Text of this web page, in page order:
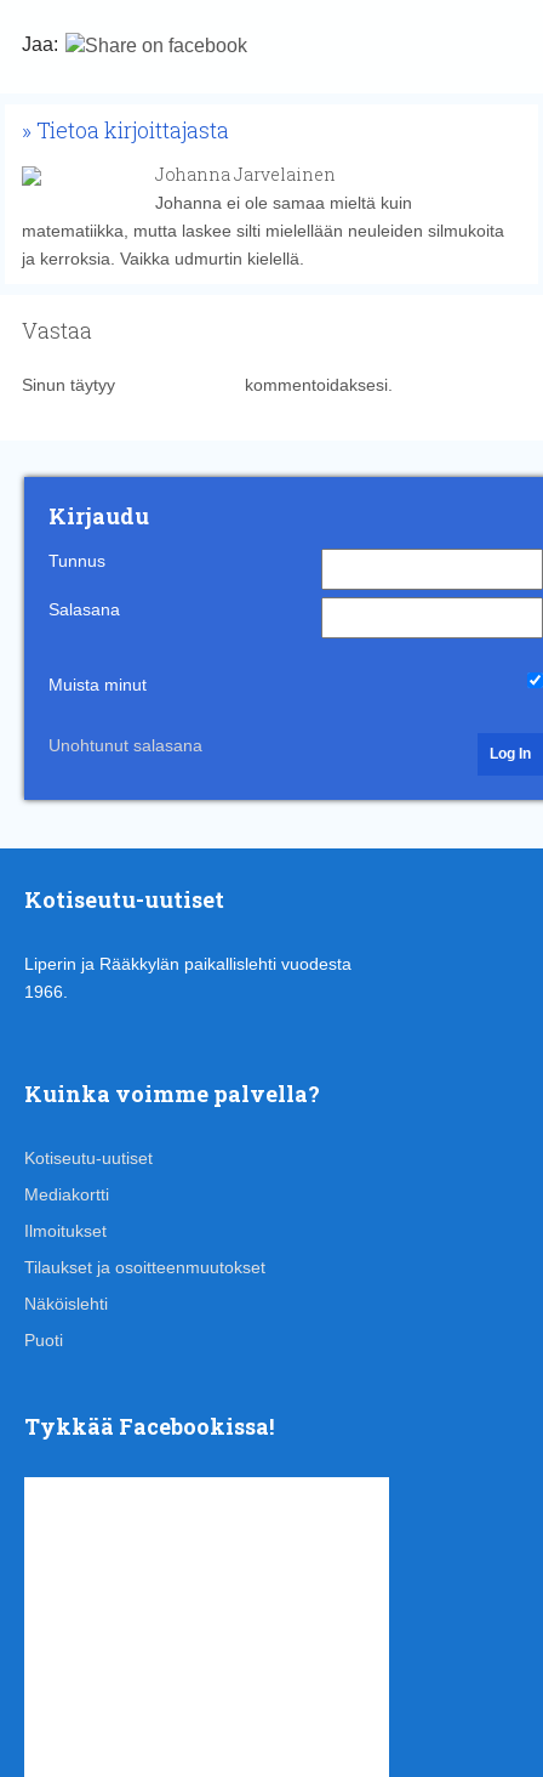
Jaa:
Tietoa kirjoittajasta
Johanna Jarvelainen
Johanna ei ole samaa mieltä kuin
matematiikka, mutta laskee silti mielellään neuleiden silmukoita
ja kerroksia. Vaikka udmurtin kielellä.
Vastaa
Sinun täytyy kommentoidaksesi.
Kirjaudu
Tunnus
Salasana
Muista minut
Unohtunut salasana
Kotiseutu-uutiset
Liperin ja Rääkkylän paikallislehti vuodesta
1966.
Kuinka voimme palvella?
Kotiseutu-uutiset
Mediakortti
Ilmoitukset
Tilaukset ja osoitteenmuutokset
Näköislehti
Puoti
Tykkää Facebookissa!